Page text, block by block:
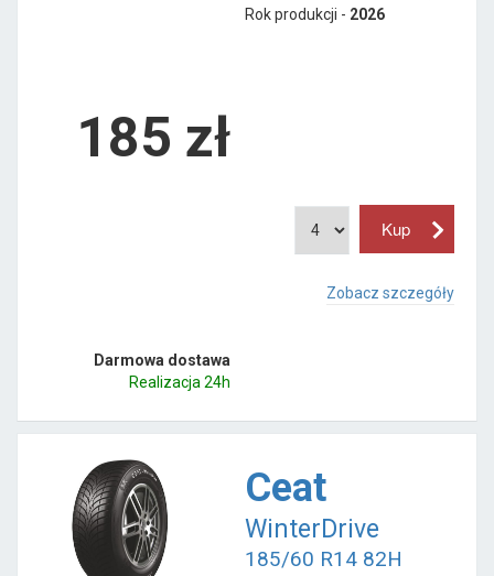
Rok produkcji - 2026
185 zł
Zobacz szczegóły
Darmowa dostawa
Realizacja 24h
Ceat
WinterDrive
185/60 R14 82H